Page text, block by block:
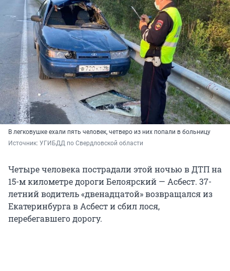
В легковушке ехали пять человек, четверо из них попали в больницу
Источник: УГИБДД по Свердловской области
Четыре человека пострадали этой ночью в ДТП на
15-м километре дороги Белоярский — Асбест. 37-
летний водитель «двенадцатой» возвращался из
Екатеринбурга в Асбест и сбил лося,
перебегавшего дорогу.